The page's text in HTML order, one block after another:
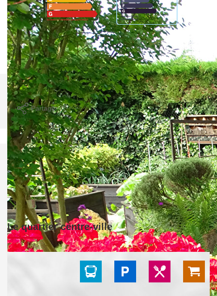
Montant estimé des dépenses annuelles d'énergie pour un
usage standard entre 1500€ et 2110€. indexées aux années
2021,2022 et 2023 (abonnement compris).
Imprimer
Partager Calculer mon budget
Le quartier centre-ville